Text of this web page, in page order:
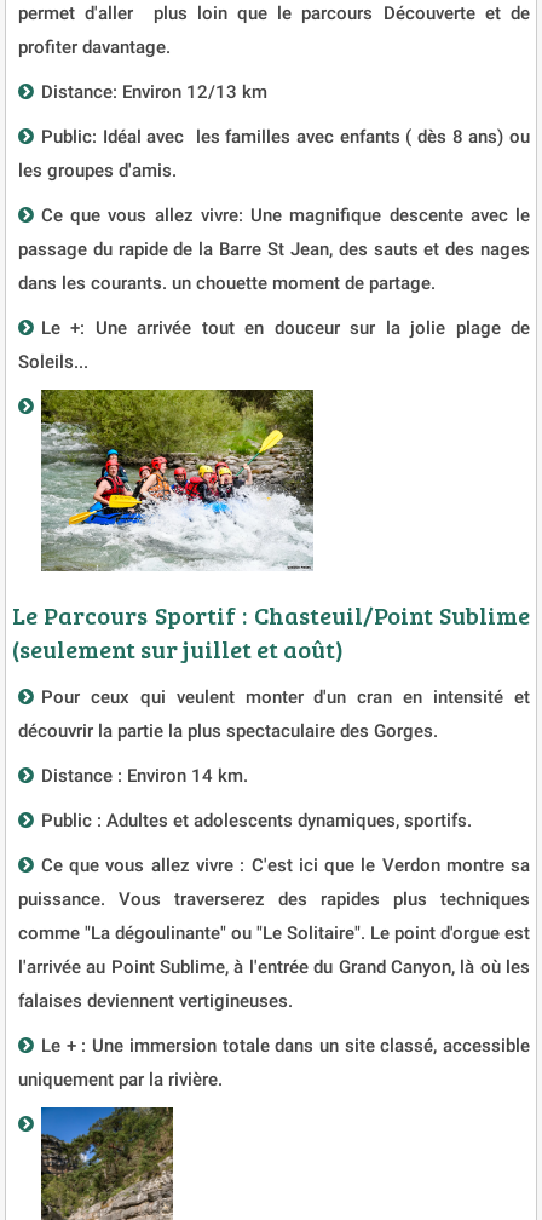
permet d'aller plus loin que le parcours Découverte et de
profiter davantage.
Distance: Environ 12/13 km
Public: Idéal avec les familles avec enfants ( dès 8 ans) ou
les groupes d'amis.
Ce que vous allez vivre: Une magnifique descente avec le
passage du rapide de la Barre St Jean, des sauts et des nages
dans les courants. un chouette moment de partage.
Le +: Une arrivée tout en douceur sur la jolie plage de
Soleils...
Le Parcours Sportif : Chasteuil/Point Sublime
(seulement sur juillet et août)
Pour ceux qui veulent monter d'un cran en intensité et
découvrir la partie la plus spectaculaire des Gorges.
Distance : Environ 14 km.
Public : Adultes et adolescents dynamiques, sportifs.
Ce que vous allez vivre : C'est ici que le Verdon montre sa
puissance. Vous traverserez des rapides plus techniques
comme "La dégoulinante" ou "Le Solitaire". Le point d'orgue est
l'arrivée au Point Sublime, à l'entrée du Grand Canyon, là où les
falaises deviennent vertigineuses.
Le + : Une immersion totale dans un site classé, accessible
uniquement par la rivière.